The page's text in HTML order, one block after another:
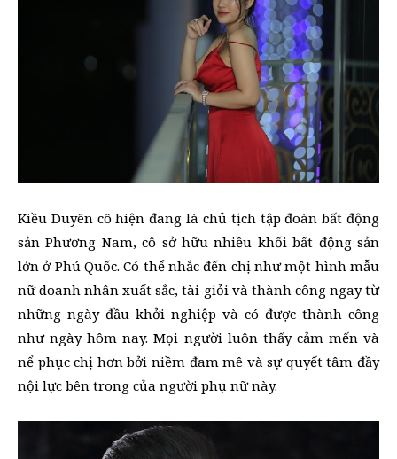
Kiều Duyên cô hiện đang là chủ tịch tập đoàn bất động
sản Phương Nam, cô sở hữu nhiều khối bất động sản
lớn ở Phú Quốc. Có thể nhắc đến chị như một hình mẫu
nữ doanh nhân xuất sắc, tài giỏi và thành công ngay từ
những ngày đầu khởi nghiệp và có được thành công
như ngày hôm nay. Mọi người luôn thấy cảm mến và
nể phục chị hơn bởi niềm đam mê và sự quyết tâm đầy
nội lực bên trong của người phụ nữ này.